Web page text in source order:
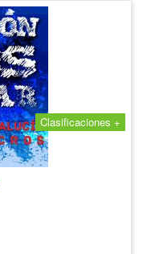
Clasificaciones +